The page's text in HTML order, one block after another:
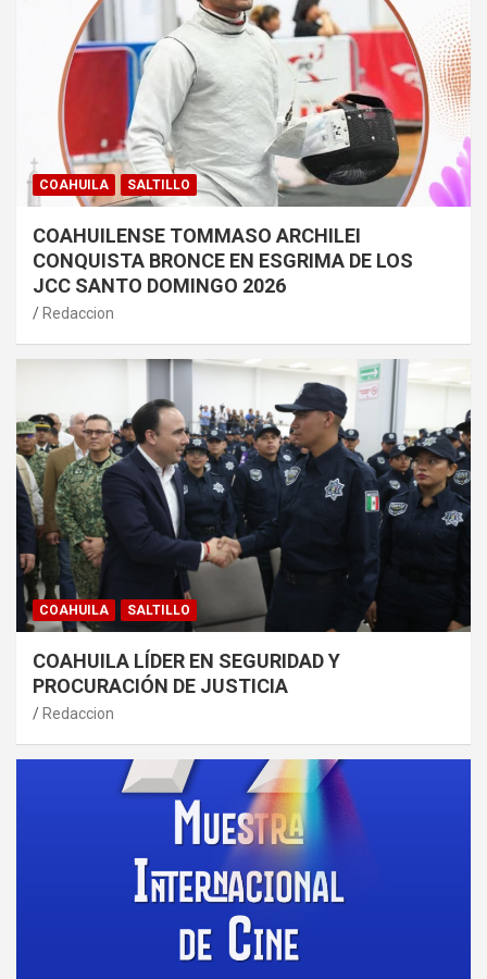
COAHUILA SALTILLO
COAHUILENSE TOMMASO ARCHILEI
CONQUISTA BRONCE EN ESGRIMA DE LOS
JCC SANTO DOMINGO 2026
Redaccion
COAHUILA SALTILLO
COAHUILA LÍDER EN SEGURIDAD Y
PROCURACIÓN DE JUSTICIA
Redaccion